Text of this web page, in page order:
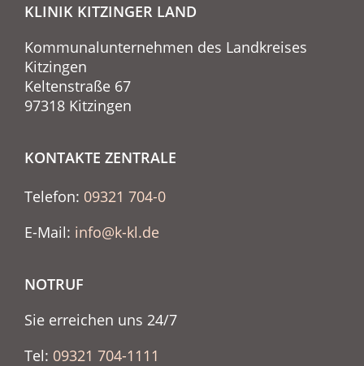
KLINIK KITZINGER LAND
Kommunalunternehmen des Landkreises
Kitzingen
Keltenstraße 67
97318 Kitzingen
KONTAKTE ZENTRALE
Telefon: 09321 704-0
E-Mail: info@k-kl.de
NOTRUF
Sie erreichen uns 24/7
Tel: 09321 704-1111